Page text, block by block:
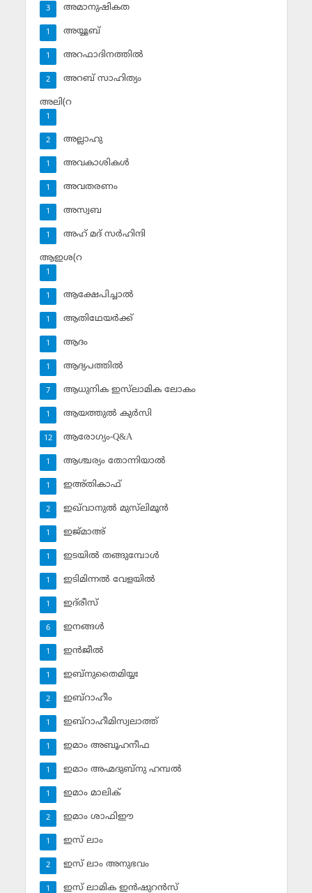
അമാനുഷികത
3
അയ്യൂബ്‌
1
അറഫാദിനത്തില്‍
1
അറബ് സാഹിത്യം
2
അലി(റ
1
അല്ലാഹു
2
അവകാശികള്‍
1
അവതരണം
1
അസ്വബ
1
അഹ് മദ് സര്‍ഹിന്ദി
1
ആഇശ(റ
1
ആക്ഷേപിച്ചാല്‍
1
ആതിഥേയര്‍ക്ക്
1
ആദം
1
ആദ്യപത്തില്‍
1
ആധുനിക ഇസ്‌ലാമിക ലോകം
7
ആയത്തുല്‍ കുര്‍സി
1
ആരോഗ്യം-Q&A
12
ആശ്ചര്യം തോന്നിയാല്‍
1
ഇഅ്തികാഫ്‌
1
ഇഖ്‌വാനുല്‍ മുസ്‌ലിമൂന്‍
2
ഇജ്മാഅ്
1
ഇടയില്‍ തങ്ങുമ്പോള്‍
1
ഇടിമിന്നല്‍ വേളയില്‍
1
ഇദ്‌രീസ്‌
1
ഇനങ്ങള്‍
6
ഇന്‍ജീല്‍
1
ഇബ്‌നുതൈമിയ്യഃ
1
ഇബ്‌റാഹീം
2
ഇബ്‌റാഹീമിസ്വലാത്ത്
1
ഇമാം അബൂഹനീഫ
1
ഇമാം അഹ്മദുബ്‌നു ഹമ്പല്‍
1
ഇമാം മാലിക്
1
ഇമാം ശാഫിഈ
2
ഇസ് ലാം
1
ഇസ് ലാം അനുഭവം
2
ഇസ് ലാമിക ഇന്‍ഷുറന്‍സ്‌
1